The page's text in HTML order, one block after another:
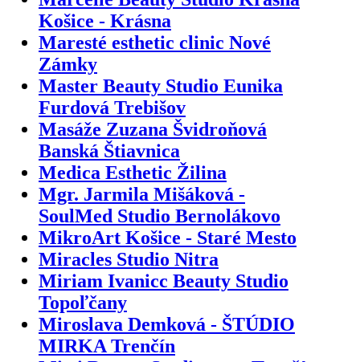
Košice - Krásna
Maresté esthetic clinic Nové
Zámky
Master Beauty Studio Eunika
Furdová Trebišov
Masáže Zuzana Švidroňová
Banská Štiavnica
Medica Esthetic Žilina
Mgr. Jarmila Mišáková -
SoulMed Studio Bernolákovo
MikroArt Košice - Staré Mesto
Miracles Studio Nitra
Miriam Ivanicc Beauty Studio
Topoľčany
Miroslava Demková - ŠTÚDIO
MIRKA Trenčín